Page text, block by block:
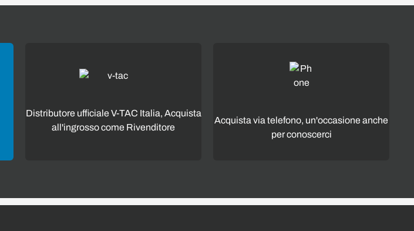
Distributore ufficiale V-TAC Italia, Acquista
all'ingrosso come Rivenditore
Acquista via telefono, un'occasione anche
per conoscerci